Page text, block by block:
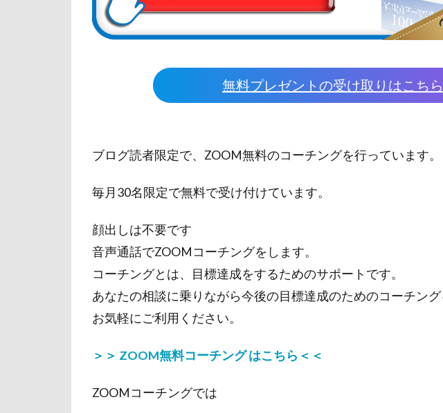
無料プレゼントの受け取りはこちら
ブログ読者限定で、ZOOM無料のコーチングを行っています。
毎月30名限定で無料で受け付けています。
顔出しは不要です
音声通話でZOOMコーチングをします。
コーチングとは、目標達成をするためのサポートです。
あなたの相談に乗りながら今後の目標達成のためのコーチング
お気軽にご利用ください。
＞＞ ZOOM無料コーチング はこちら＜＜
ZOOMコーチングでは